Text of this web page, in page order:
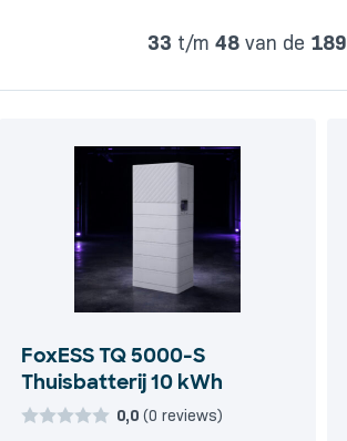
33 t/m 48 van de 189
FoxESS TQ 5000-S
Thuisbatterij 10 kWh
0,0 (0 reviews)